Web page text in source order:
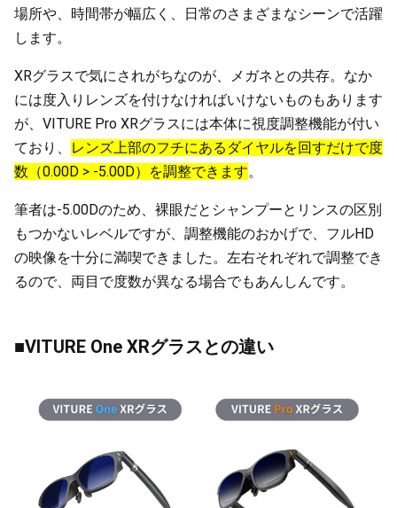
場所や、時間帯が幅広く、日常のさまざまなシーンで活躍
します。
XRグラスで気にされがちなのが、メガネとの共存。なか
には度入りレンズを付けなければいけないものもあります
が、VITURE Pro XRグラスには本体に視度調整機能が付い
ており、
レンズ上部のフチにあるダイヤルを回すだけで度
数（0.00D > -5.00D）を調整できます。
筆者は-5.00Dのため、裸眼だとシャンプーとリンスの区別
もつかないレベルですが、調整機能のおかげで、フルHD
の映像を十分に満喫できました。左右それぞれで調整でき
るので、両目で度数が異なる場合でもあんしんです。
■VITURE One XRグラスとの違い